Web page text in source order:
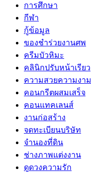
การศึกษา
กีฬา
กู้ข้อมูล
ของชำร่วยงานศพ
ครีมบัวหิมะ
คลินิกปรับหน้าเรียว
ความสวยความงาม
คอนกรีตผสมเสร็จ
คอนแทคเลนส์
งานก่อสร้าง
จดทะเบียนบริษัท
จำนองที่ดิน
ช่างภาพแต่งงาน
ดูดวงความรัก